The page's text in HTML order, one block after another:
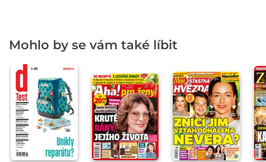
Mohlo by se vám také líbit